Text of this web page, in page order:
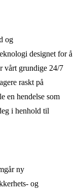
og
designet for å
vårt grundige 24/7
raskt på
en hendelse som
i henhold til
ny
og